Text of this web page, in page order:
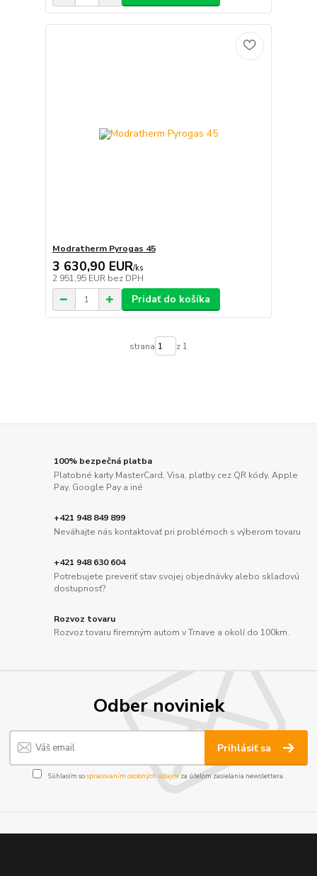
Modratherm Pyrogas 45
3 630,90 EUR/ks
2 951,95 EUR bez DPH
Pridať do košíka
strana z 1
100% bezpečná platba
Platobné karty MasterCard, Visa, platby cez QR kódy, Apple
Pay, Google Pay a iné
+421 948 849 899
Neváhajte nás kontaktovať pri problémoch s výberom tovaru
+421 948 630 604
Potrebujete preveriť stav svojej objednávky alebo skladovú
dostupnosť?
Rozvoz tovaru
Rozvoz tovaru firemným autom v Trnave a okolí do 100km.
Odber noviniek
Prihlásiť sa
Súhlasím sospracovaním osobných údajov za účelom zasielania newslettera.